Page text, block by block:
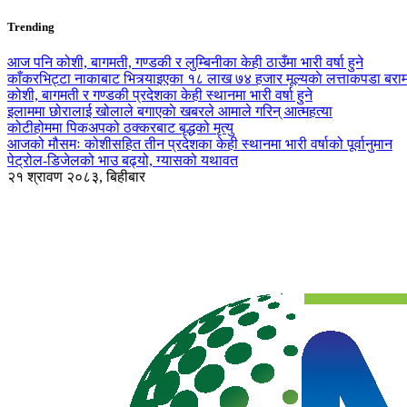
Trending
आज पनि कोशी, बागमती, गण्डकी र लुम्बिनीका केही ठाउँमा भारी वर्षा हुने
काँकरभिट्टा नाकाबाट भित्र्याइएका १८ लाख ७४ हजार मूल्यकाे लत्ताकपडा
कोशी, बागमती र गण्डकी प्रदेशका केही स्थानमा भारी वर्षा हुने
इलाममा छोरालाई खोलाले बगाएकाे खबरले आमाले गरिन् आत्महत्या
कोटीहोममा पिकअपको ठक्करबाट बृद्धको मृत्यु
आजको मौसमः कोशीसहित तीन प्रदेशका केही स्थानमा भारी वर्षाको पूर्वानुमान
पेट्रोल-डिजेलको भाउ बढ्यो, ग्यासको यथावत
२१ श्रावण २०८३, बिहीबार